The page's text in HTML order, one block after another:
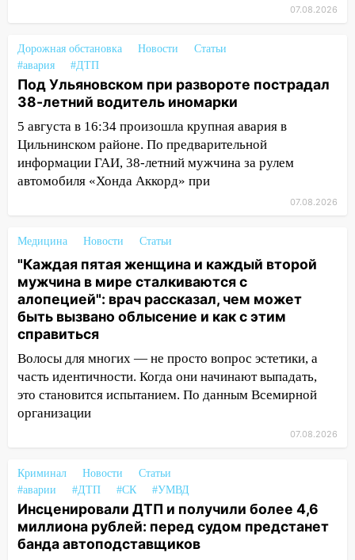
15:34 После вмешательства
прокуратуры в селах Ульяновской
области привели в порядок детские
площадки
15:27 Прокуратура проверяет
капремонт школы в селе Кивать
15:08 В Кузоватово после прокурорской
проверки обновили разметку на
14:40
На проспекте Гая в Ульяновске
запретили остановку автомобилей на
50-метровом участке
14:22 В Новом городе 8 августа пройдет
большой фестиваль «Наше время» с
мотофристайлом и концертом
«Мураками»
14:04 Жару смоет ливнями: прогноз
погоды в Ульяновской области на
выходные 8-9 августа
полицейские проведут акцию «Час
пассажира»
13:20 В Ульяновске за один день
обокрали женщину на пляже и
подростка в сквере
07.08.2026
Дорожная обстановка Новости
Статьи
#авария
#ДТП
Под Ульяновском при развороте пострадал
38-летний водитель иномарки
5 августа в 16:34 произошла крупная авария в
Цильнинском районе. По предварительной
информации ГАИ, 38-летний мужчина за рулем
автомобиля «Хонда Аккорд» при
07.08.2026
Медицина Новости Статьи
"Каждая пятая женщина и каждый второй
мужчина в мире сталкиваются с
алопецией": врач рассказал, чем может
быть вызвано облысение и как с этим
справиться
Волосы для многих — не просто вопрос эстетики, а
часть идентичности. Когда они начинают выпадать,
это становится испытанием. По данным Всемирной
организации
07.08.2026
Криминал Новости
Статьи
#аварии
#ДТП #СК #УМВД
Инсценировали ДТП и получили более 4,6
миллиона рублей: перед судом предстанет
банда автоподставщиков